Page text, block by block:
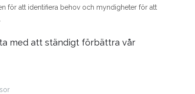
för att identifiera behov och myndigheter för att
med att ständigt förbättra vår